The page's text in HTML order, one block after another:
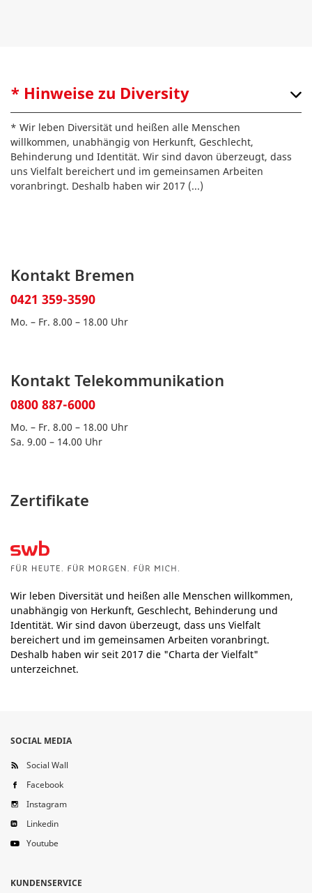
* Hinweise zu Diversity
* Wir leben Diversität und heißen alle Menschen
willkommen, unabhängig von Herkunft, Geschlecht,
Behinderung und Identität. Wir sind davon überzeugt, dass
uns Vielfalt bereichert und im gemeinsamen Arbeiten
voranbringt. Deshalb haben wir 2017 (...)
Kontakt Bremen
0421 359-3590
Mo. – Fr. 8.00 – 18.00 Uhr
Kontakt Telekommunikation
0800 887-6000
Mo. – Fr. 8.00 – 18.00 Uhr
Sa. 9.00 – 14.00 Uhr
Zertifikate
Wir leben Diversität und heißen alle Menschen willkommen,
unabhängig von Herkunft, Geschlecht, Behinderung und
Identität. Wir sind davon überzeugt, dass uns Vielfalt
bereichert und im gemeinsamen Arbeiten voranbringt.
Deshalb haben wir seit 2017 die "Charta der Vielfalt"
unterzeichnet.
SOCIAL MEDIA
Social Wall
Facebook
Instagram
Linkedin
Youtube
KUNDENSERVICE